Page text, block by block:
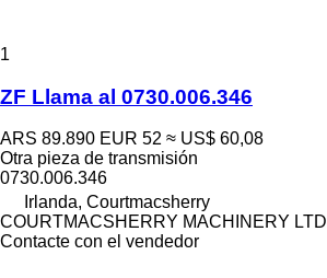
1
ZF Llama al 0730.006.346
ARS 89.890 EUR 52 ≈ US$ 60,08
Otra pieza de transmisión
0730.006.346
Irlanda, Courtmacsherry
COURTMACSHERRY MACHINERY LTD
Contacte con el vendedor